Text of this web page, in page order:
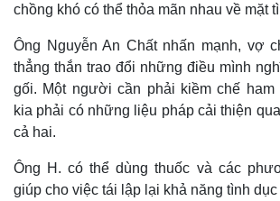
Bóng đá
Thế giới thể thao
eSports
Hậu trường
Ô tô
Tư vấn
chồng khó có thể thỏa mãn nhau về mặt
Ông Nguyễn An Chất nhấn mạnh, vợ
thẳng thắn trao đổi những điều mình
gối. Một người cần phải kiềm chế
kia phải có những liệu pháp cải thiện
cả hai.
Ông H. có thể dùng thuốc và các
giúp cho việc tái lập lại khả năng tình